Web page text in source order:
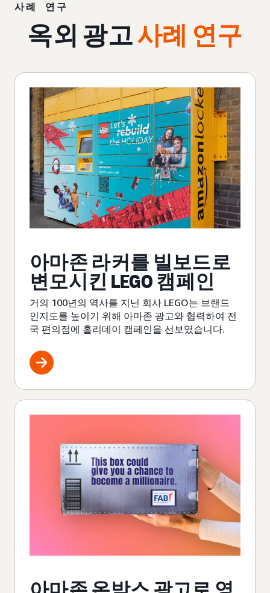
사례 연구
옥외 광고사례 연구
아마존 라커를 빌보드로
변모시킨 LEGO 캠페인
거의 100년의 역사를 지닌 회사 LEGO는 브랜드
인지도를 높이기 위해 아마존 광고와 협력하여 전
국 편의점에 홀리데이 캠페인을 선보였습니다.